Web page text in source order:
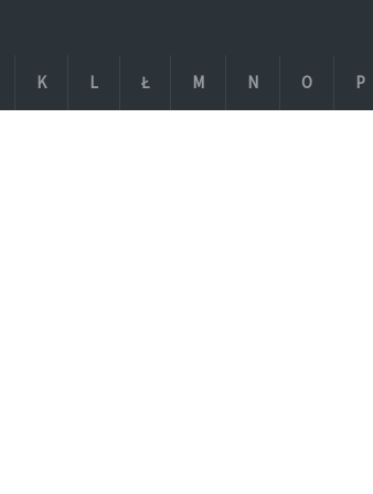
K L Ł M N O P